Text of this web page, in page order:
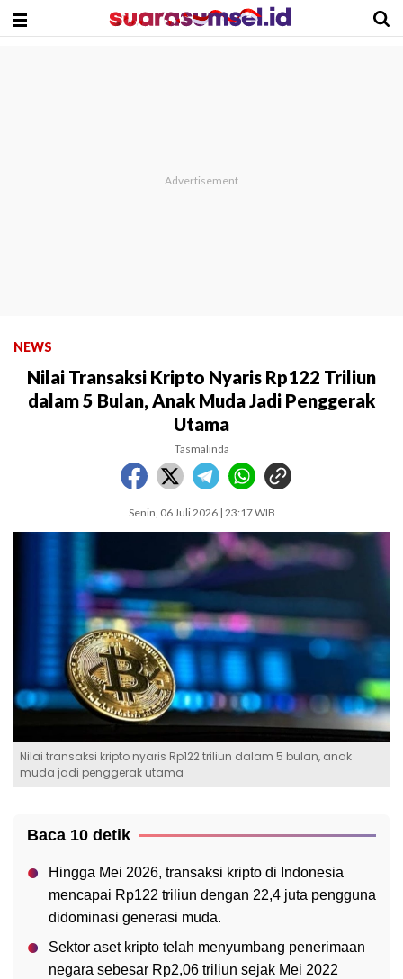
NEWS
Nilai Transaksi Kripto Nyaris Rp122 Triliun
dalam 5 Bulan, Anak Muda Jadi Penggerak
Utama
Tasmalinda
Senin, 06 Juli 2026 | 23:17 WIB
Nilai transaksi kripto nyaris Rp122 triliun dalam 5 bulan, anak
muda jadi penggerak utama
Baca 10 detik
Hingga Mei 2026, transaksi kripto di Indonesia
mencapai Rp122 triliun dengan 22,4 juta pengguna
didominasi generasi muda.
Sektor aset kripto telah menyumbang penerimaan
negara sebesar Rp2,06 triliun sejak Mei 2022